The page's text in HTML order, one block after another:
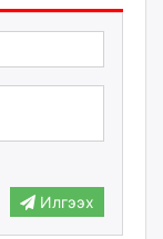
Илгээх